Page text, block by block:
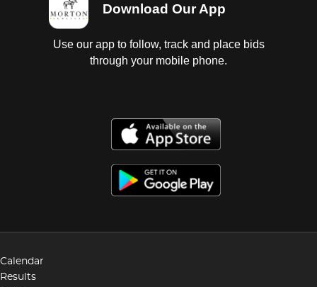
Download Our App
Use our app to follow, track and place bids
through your mobile phone.
Calendar
Results